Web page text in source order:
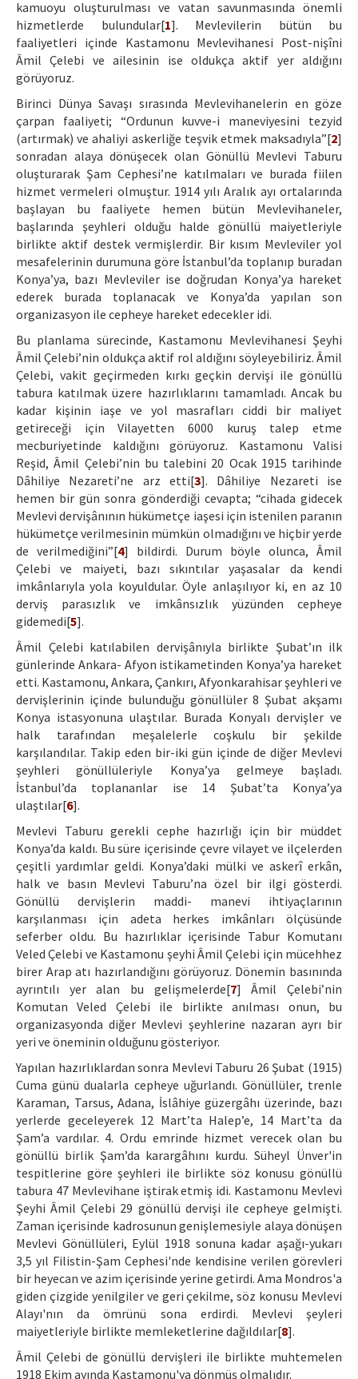
kamuoyu oluşturulması ve vatan savunmasında önemli
hizmetlerde bulundular[1]. Mevlevilerin bütün bu
faaliyetleri içinde Kastamonu Mevlevihanesi Post-nişîni
Âmil Çelebi ve ailesinin ise oldukça aktif yer aldığını
görüyoruz.
Birinci Dünya Savaşı sırasında Mevlevihanelerin en göze
çarpan faaliyeti; “Ordunun kuvve-i maneviyesini tezyid
(artırmak) ve ahaliyi askerliğe teşvik etmek maksadıyla”[2]
sonradan alaya dönüşecek olan Gönüllü Mevlevi Taburu
oluşturarak Şam Cephesi’ne katılmaları ve burada fiilen
hizmet vermeleri olmuştur. 1914 yılı Aralık ayı ortalarında
başlayan bu faaliyete hemen bütün Mevlevihaneler,
başlarında şeyhleri olduğu halde gönüllü maiyetleriyle
birlikte aktif destek vermişlerdir. Bir kısım Mevleviler yol
mesafelerinin durumuna göre İstanbul’da toplanıp buradan
Konya’ya, bazı Mevleviler ise doğrudan Konya’ya hareket
ederek burada toplanacak ve Konya’da yapılan son
organizasyon ile cepheye hareket edecekler idi.
Bu planlama sürecinde, Kastamonu Mevlevihanesi Şeyhi
Âmil Çelebi’nin oldukça aktif rol aldığını söyleyebiliriz. Âmil
Çelebi, vakit geçirmeden kırkı geçkin dervişi ile gönüllü
tabura katılmak üzere hazırlıklarını tamamladı. Ancak bu
kadar kişinin iaşe ve yol masrafları ciddi bir maliyet
getireceği için Vilayetten 6000 kuruş talep etme
mecburiyetinde kaldığını görüyoruz. Kastamonu Valisi
Reşid, Âmil Çelebi’nin bu talebini 20 Ocak 1915 tarihinde
Dâhiliye Nezareti’ne arz etti[3]. Dâhiliye Nezareti ise
hemen bir gün sonra gönderdiği cevapta; “cihada gidecek
Mevlevi dervişânının hükümetçe iaşesi için istenilen paranın
hükümetçe verilmesinin mümkün olmadığını ve hiçbir yerde
de verilmediğini”[4] bildirdi. Durum böyle olunca, Âmil
Çelebi ve maiyeti, bazı sıkıntılar yaşasalar da kendi
imkânlarıyla yola koyuldular. Öyle anlaşılıyor ki, en az 10
derviş parasızlık ve imkânsızlık yüzünden cepheye
gidemedi[5].
Âmil Çelebi katılabilen dervişânıyla birlikte Şubat’ın ilk
günlerinde Ankara- Afyon istikametinden Konya’ya hareket
etti. Kastamonu, Ankara, Çankırı, Afyonkarahisar şeyhleri ve
dervişlerinin içinde bulunduğu gönüllüler 8 Şubat akşamı
Konya istasyonuna ulaştılar. Burada Konyalı dervişler ve
halk tarafından meşalelerle coşkulu bir şekilde
karşılandılar. Takip eden bir-iki gün içinde de diğer Mevlevi
şeyhleri gönüllüleriyle Konya’ya gelmeye başladı.
İstanbul’da toplananlar ise 14 Şubat’ta Konya’ya
ulaştılar[6].
Mevlevi Taburu gerekli cephe hazırlığı için bir müddet
Konya’da kaldı. Bu süre içerisinde çevre vilayet ve ilçelerden
çeşitli yardımlar geldi. Konya’daki mülki ve askerî erkân,
halk ve basın Mevlevi Taburu’na özel bir ilgi gösterdi.
Gönüllü dervişlerin maddi- manevi ihtiyaçlarının
karşılanması için adeta herkes imkânları ölçüsünde
seferber oldu. Bu hazırlıklar içerisinde Tabur Komutanı
Veled Çelebi ve Kastamonu şeyhi Âmil Çelebi için mücehhez
birer Arap atı hazırlandığını görüyoruz. Dönemin basınında
ayrıntılı yer alan bu gelişmelerde[7] Âmil Çelebi’nin
Komutan Veled Çelebi ile birlikte anılması onun, bu
organizasyonda diğer Mevlevi şeyhlerine nazaran ayrı bir
yeri ve öneminin olduğunu gösteriyor.
Yapılan hazırlıklardan sonra Mevlevi Taburu 26 Şubat (1915)
Cuma günü dualarla cepheye uğurlandı. Gönüllüler, trenle
Karaman, Tarsus, Adana, İslâhiye güzergâhı üzerinde, bazı
yerlerde geceleyerek 12 Mart’ta Halep’e, 14 Mart’ta da
Şam’a vardılar. 4. Ordu emrinde hizmet verecek olan bu
gönüllü birlik Şam’da karargâhını kurdu. Süheyl Ünver'in
tespitlerine göre şeyhleri ile birlikte söz konusu gönüllü
tabura 47 Mevlevihane iştirak etmiş idi. Kastamonu Mevlevi
Şeyhi Âmil Çelebi 29 gönüllü dervişi ile cepheye gelmişti.
Zaman içerisinde kadrosunun genişlemesiyle alaya dönüşen
Mevlevi Gönüllüleri, Eylül 1918 sonuna kadar aşağı-yukarı
3,5 yıl Filistin-Şam Cephesi'nde kendisine verilen görevleri
bir heyecan ve azim içerisinde yerine getirdi. Ama Mondros'a
giden çizgide yenilgiler ve geri çekilme, söz konusu Mevlevi
Alayı'nın da ömrünü sona erdirdi. Mevlevi şeyleri
maiyetleriyle birlikte memleketlerine dağıldılar[8].
Âmil Çelebi de gönüllü dervişleri ile birlikte muhtemelen
1918 Ekim ayında Kastamonu'ya dönmüş olmalıdır.